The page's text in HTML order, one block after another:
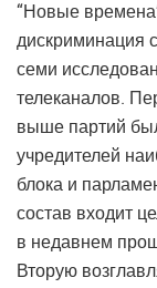
“Новые
дискриминация
семи
телеканалов.
выше партий
учредителей
блока и
состав входит
в недавнем
Вторую